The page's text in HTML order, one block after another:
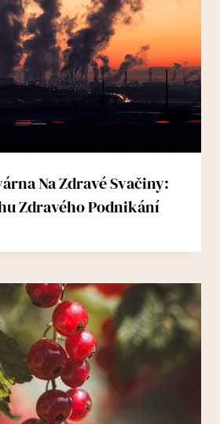
Na Zdravé Svačiny:
Zdravého Podnikání